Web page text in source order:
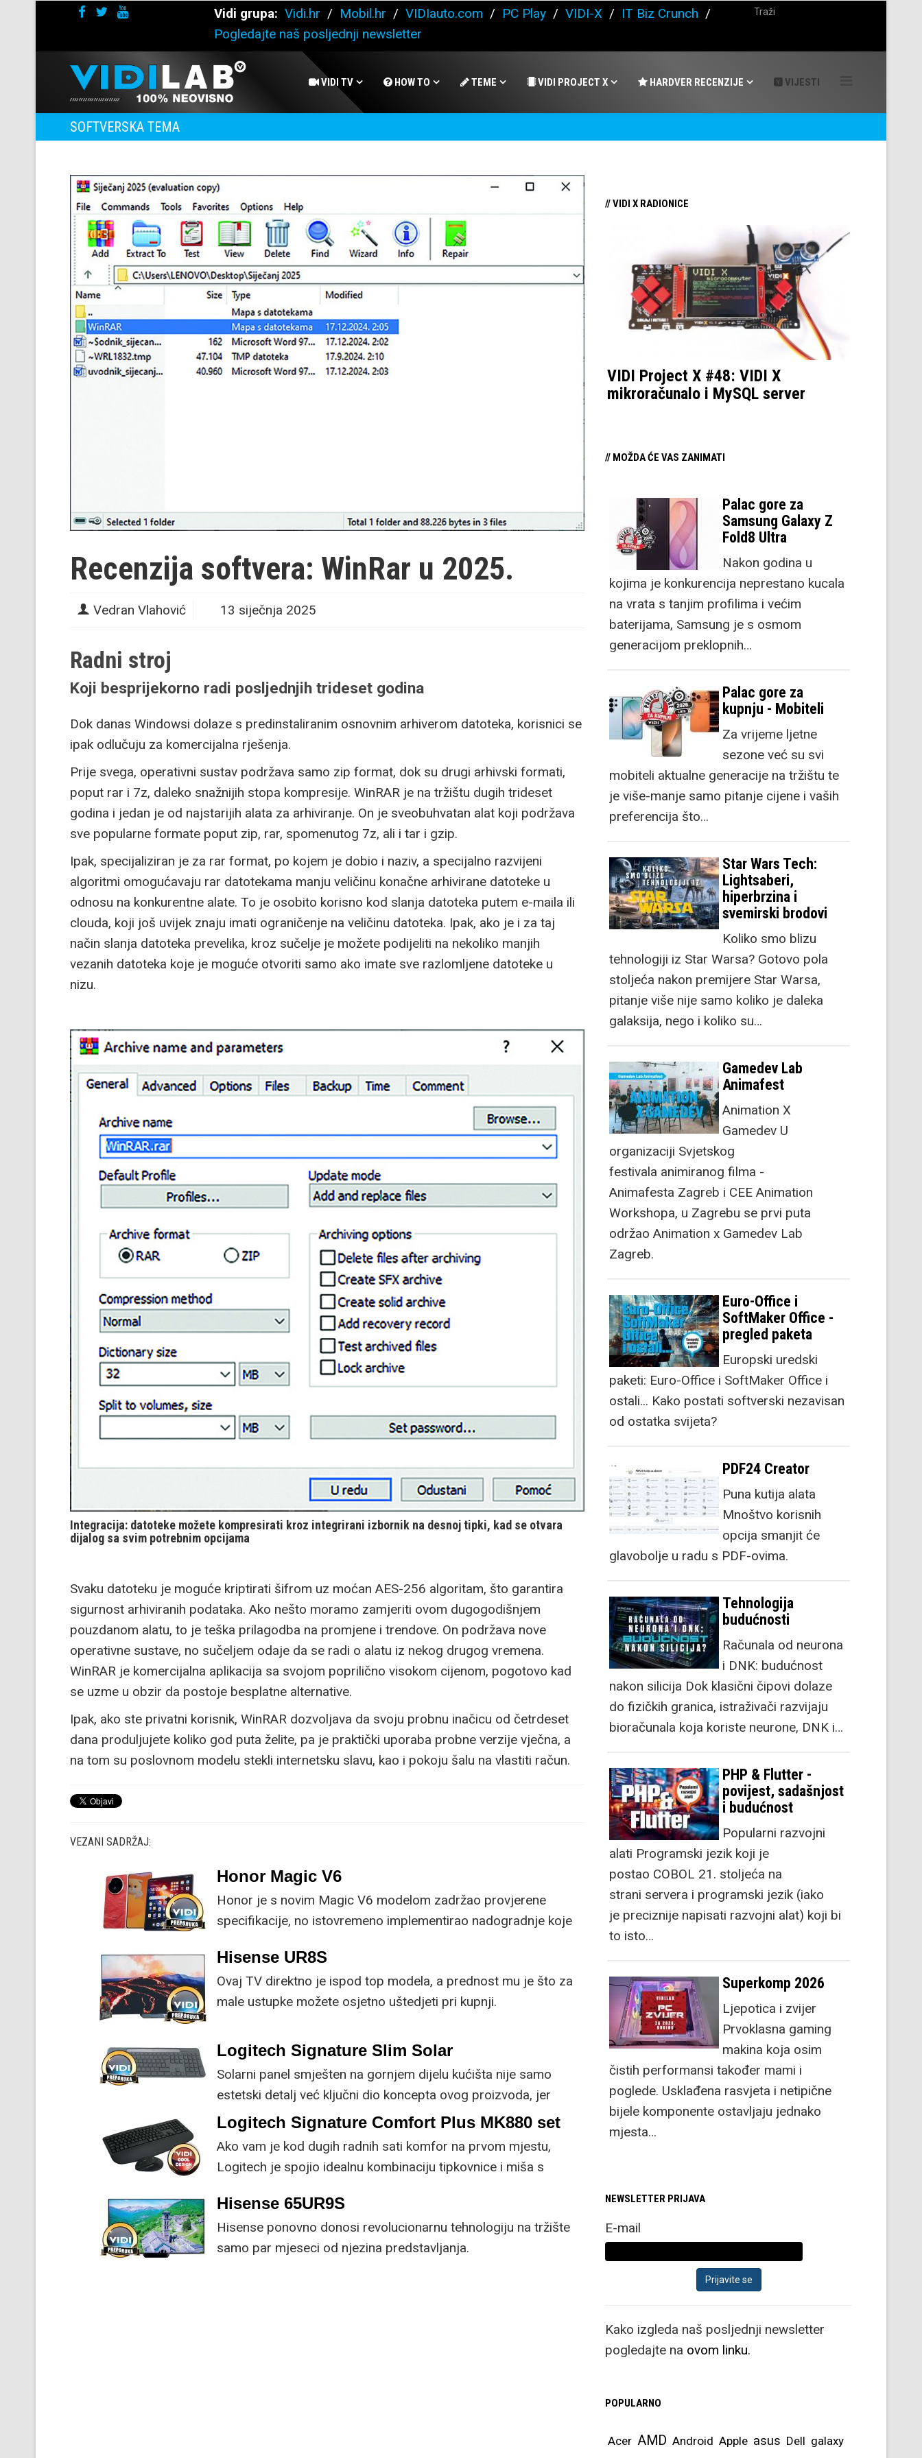
Vidi grupa: Vidi.hr / Mobil.hr / VIDIauto.com / PC Play / VIDI-X / IT Biz Crunch /
Pogledajte naš posljednji newsletter
VIDI TV HOW TO TEME VIDI PROJECT X HARDVER RECENZIJE VIJESTI
SOFTVERSKA TEMA
Recenzija softvera: WinRar u 2025.
Vedran Vlahović 13 siječnja 2025
Radni stroj
Koji besprijekorno radi posljednjih trideset godina
Dok danas Windowsi dolaze s predinstaliranim osnovnim arhiverom datoteka, korisnici se
ipak odlučuju za komercijalna rješenja.
Prije svega, operativni sustav podržava samo zip format, dok su drugi arhivski formati,
poput rar i 7z, daleko snažnijih stopa kompresije. WinRAR je na tržištu dugih trideset
godina i jedan je od najstarijih alata za arhiviranje. On je sveobuhvatan alat koji podržava
sve popularne formate poput zip, rar, spomenutog 7z, ali i tar i gzip.
Ipak, specijaliziran je za rar format, po kojem je dobio i naziv, a specijalno razvijeni
algoritmi omogućavaju rar datotekama manju veličinu konačne arhivirane datoteke u
odnosu na konkurentne alate. To je osobito korisno kod slanja datoteka putem e-maila ili
clouda, koji još uvijek znaju imati ograničenje na veličinu datoteka. Ipak, ako je i za taj
način slanja datoteka prevelika, kroz sučelje je možete podijeliti na nekoliko manjih
vezanih datoteka koje je moguće otvoriti samo ako imate sve razlomljene datoteke u
nizu.
Integracija: datoteke možete kompresirati kroz integrirani izbornik na desnoj tipki, kad se otvara
dijalog sa svim potrebnim opcijama
Svaku datoteku je moguće kriptirati šifrom uz moćan AES-256 algoritam, što garantira
sigurnost arhiviranih podataka. Ako nešto moramo zamjeriti ovom dugogodišnjem
pouzdanom alatu, to je teška prilagodba na promjene i trendove. On podržava nove
operativne sustave, no sučeljem odaje da se radi o alatu iz nekog drugog vremena.
WinRAR je komercijalna aplikacija sa svojom poprilično visokom cijenom, pogotovo kad
se uzme u obzir da postoje besplatne alternative.
Ipak, ako ste privatni korisnik, WinRAR dozvoljava da svoju probnu inačicu od četrdeset
dana produljujete koliko god puta želite, pa je praktički uporaba probne verzije vječna, a
na tom su poslovnom modelu stekli internetsku slavu, kao i pokoju šalu na vlastiti račun.
VEZANI SADRŽAJ:
Honor Magic V6
Honor je s novim Magic V6 modelom zadržao provjerene
specifikacije, no istovremeno implementirao nadogradnje koje
Hisense UR8S
Ovaj TV direktno je ispod top modela, a prednost mu je što za
male ustupke možete osjetno uštedjeti pri kupnji.
Logitech Signature Slim Solar
Solarni panel smješten na gornjem dijelu kućišta nije samo
estetski detalj već ključni dio koncepta ovog proizvoda, jer
koristi energiju prirodnog ili umjetnog svjetla za rad.
Logitech Signature Comfort Plus MK880 set
Ako vam je kod dugih radnih sati komfor na prvom mjestu,
Logitech je spojio idealnu kombinaciju tipkovnice i miša s
Hisense 65UR9S
Hisense ponovno donosi revolucionarnu tehnologiju na tržište
samo par mjeseci od njezina predstavljanja.
// VIDI X RADIONICE
VIDI Project X #48: VIDI X
mikroračunalo i MySQL server
// MOŽDA ĆE VAS ZANIMATI
Palac gore za
Samsung Galaxy Z
Fold8 Ultra
Nakon godina u
kojima je konkurencija neprestano kucala
na vrata s tanjim profilima i većim
baterijama, Samsung je s osmom
generacijom preklopnih…
Palac gore za
kupnju - Mobiteli
Za vrijeme ljetne
sezone već su svi
mobiteli aktualne generacije na tržištu te
je više-manje samo pitanje cijene i vaših
preferencija što…
Star Wars Tech:
Lightsaberi,
hiperbrzina i
svemirski brodovi
Koliko smo blizu
tehnologiji iz Star Warsa? Gotovo pola
stoljeća nakon premijere Star Warsa,
pitanje više nije samo koliko je daleka
galaksija, nego i koliko su…
Gamedev Lab
Animafest
Animation X
Gamedev U
organizaciji Svjetskog
festivala animiranog filma -
Animafesta Zagreb i CEE Animation
Workshopa, u Zagrebu se prvi puta
održao Animation x Gamedev Lab
Zagreb.
Euro-Office i
SoftMaker Office -
pregled paketa
Europski uredski
paketi: Euro-Office i SoftMaker Office i
ostali... Kako postati softverski nezavisan
od ostatka svijeta?
PDF24 Creator
Puna kutija alata
Mnoštvo korisnih
opcija smanjit će
glavobolje u radu s PDF-ovima.
Tehnologija
budućnosti
Računala od neurona
i DNK: budućnost
nakon silicija Dok klasični čipovi dolaze
do fizičkih granica, istraživači razvijaju
bioračunala koja koriste neurone, DNK i…
PHP & Flutter -
povijest, sadašnjost
i budućnost
Popularni razvojni
alati Programski jezik koji je
postao COBOL 21. stoljeća na
strani servera i programski jezik (iako
je preciznije napisati razvojni alat) koji bi
to isto…
Superkomp 2026
Ljepotica i zvijer
Prvoklasna gaming
makina koja osim
čistih performansi također mami i
poglede. Usklađena rasvjeta i netipične
bijele komponente ostavljaju jednako
mjesta…
NEWSLETTER PRIJAVA
E-mail
Kako izgleda naš posljednji newsletter
pogledajte na ovom linku.
POPULARNO
Acer AMD Android Apple asus Dell galaxy